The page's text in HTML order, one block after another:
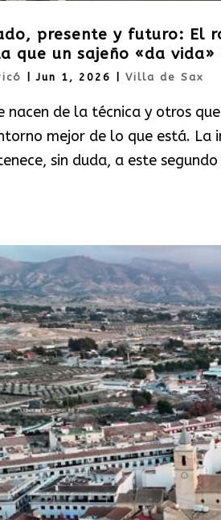
presente y futuro: El
que un sajeño «da
|Jun 1, 2026 Villa de Sax
nacen de la técnica y otros
mejor de lo que está. La
sin duda, a este